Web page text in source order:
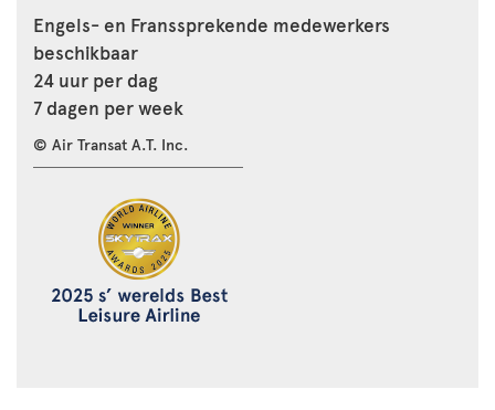
Engels- en Franssprekende medewerkers
beschikbaar
24 uur per dag
7 dagen per week
© Air Transat A.T. Inc.